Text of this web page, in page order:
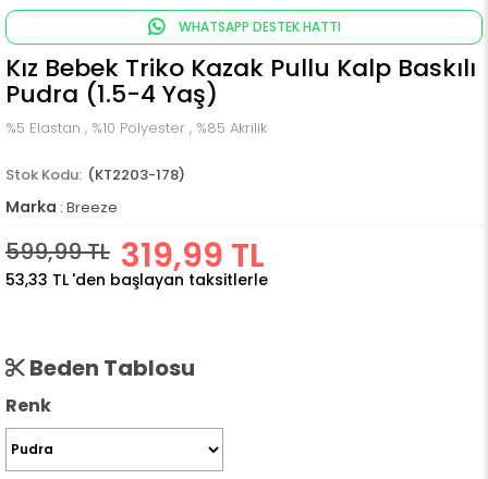
WHATSAPP DESTEK HATTI
Kız Bebek Triko Kazak Pullu Kalp Baskılı
Pudra (1.5-4 Yaş)
%5 Elastan , %10 Polyester , %85 Akrilik
(KT2203-178)
Marka : Breeze
599,99 TL 319,99 TL
53,33 TL 'den başlayan taksitlerle
Beden Tablosu
Renk